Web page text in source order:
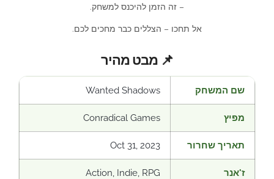
– זה הזמן להיכנס למשחק.
אל תחכו – הצללים כבר מחכים לכם.
📌 מבט מהיר
שם המשחק Wanted Shadows
מפיץ Conradical Games
תאריך שחרור Oct 31, 2023
ז'אנר Action, Indie, RPG